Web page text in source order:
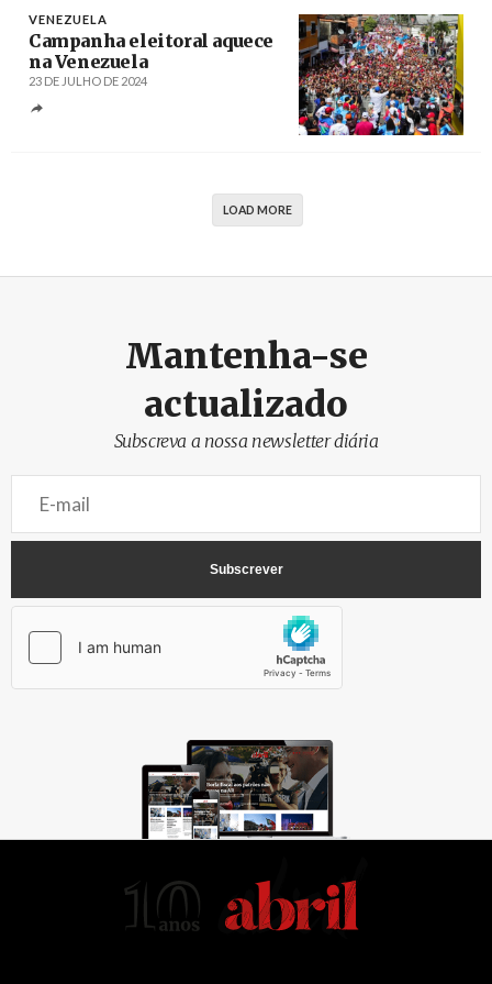
VENEZUELA
Campanha eleitoral aquece
na Venezuela
23 DE JULHO DE 2024
LOAD MORE
Mantenha-se
actualizado
Subscreva a nossa newsletter diária